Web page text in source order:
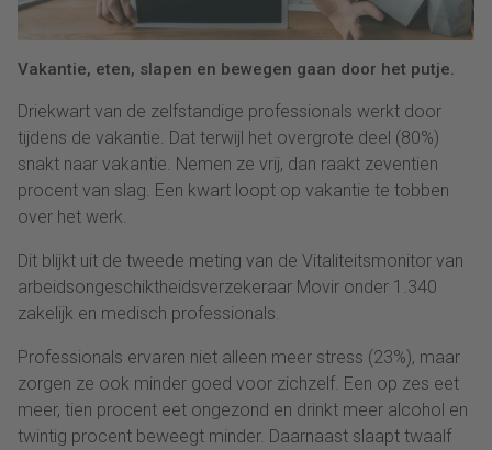
Vakantie, eten, slapen en bewegen gaan door het putje.
Driekwart van de zelfstandige professionals werkt door
tijdens de vakantie. Dat terwijl het overgrote deel (80%)
snakt naar vakantie. Nemen ze vrij, dan raakt zeventien
procent van slag. Een kwart loopt op vakantie te tobben
over het werk.
Dit blijkt uit de tweede meting van de Vitaliteitsmonitor van
arbeidsongeschiktheidsverzekeraar Movir onder 1.340
zakelijk en medisch professionals.
Professionals ervaren niet alleen meer stress (23%), maar
zorgen ze ook minder goed voor zichzelf. Een op zes eet
meer, tien procent eet ongezond en drinkt meer alcohol en
twintig procent beweegt minder. Daarnaast slaapt twaalf